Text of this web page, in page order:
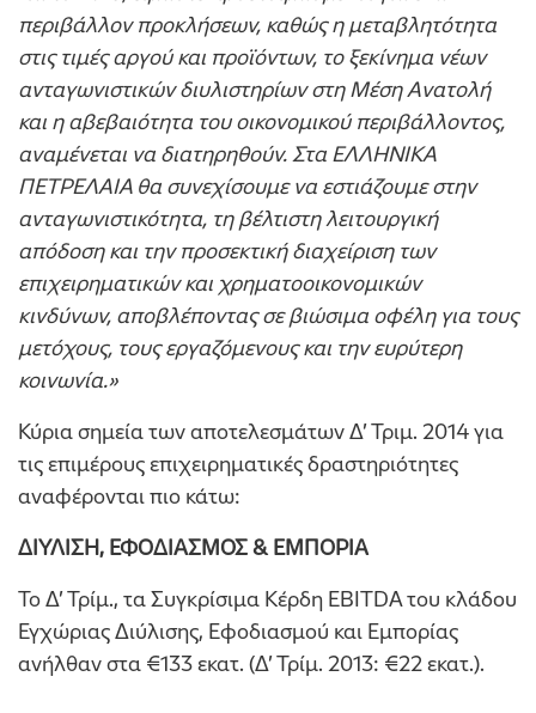
περιβάλλον προκλήσεων, καθώς η μεταβλητότητα
στις τιμές αργού και προϊόντων, το ξεκίνημα νέων
ανταγωνιστικών διυλιστηρίων στη Μέση Ανατολή
και η αβεβαιότητα του οικονομικού περιβάλλοντος,
αναμένεται να διατηρηθούν. Στα ΕΛΛΗΝΙΚΑ
ΠΕΤΡΕΛΑΙΑ θα συνεχίσουμε να εστιάζουμε στην
ανταγωνιστικότητα, τη βέλτιστη λειτουργική
απόδοση και την προσεκτική διαχείριση των
επιχειρηματικών και χρηματοοικονομικών
κινδύνων, αποβλέποντας σε βιώσιμα οφέλη για τους
μετόχους, τους εργαζόμενους και την ευρύτερη
κοινωνία.»
Κύρια σημεία των αποτελεσμάτων Δ’ Τριμ. 2014 για
τις επιμέρους επιχειρηματικές δραστηριότητες
αναφέρονται πιο κάτω:
ΔΙΥΛΙΣΗ, ΕΦΟΔΙΑΣΜΟΣ & ΕΜΠΟΡΙΑ
Το Δ’ Τρίμ., τα Συγκρίσιμα Κέρδη EBITDA του κλάδου
Εγχώριας Διύλισης, Εφοδιασμού και Εμπορίας
ανήλθαν στα €133 εκατ. (Δ’ Τρίμ. 2013: €22 εκατ.).